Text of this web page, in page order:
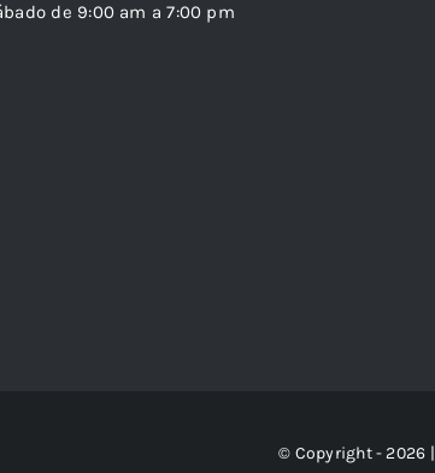
de 9:00 am a 7:00 pm
© Copyright - 2026 |